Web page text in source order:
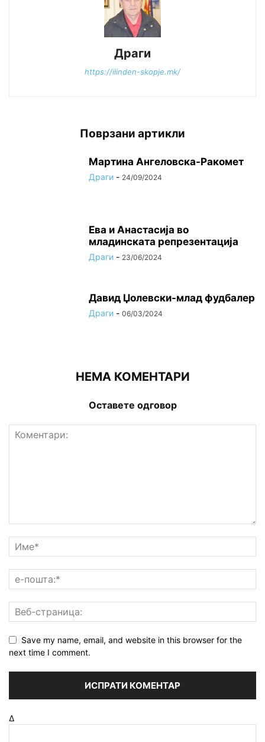
Драги
https://ilinden-skopje.mk/
Поврзани артикли
Мартина Ангеловска-Ракомет
Драги - 24/09/2024
Ева и Анастасија во
младинската репрезентација
Драги - 23/06/2024
Давид Џолевски-млад фудбалер
Драги - 06/03/2024
НЕМА КОМЕНТАРИ
Оставете одговор
Save my name, email, and website in this browser for the
next time I comment.
Δ